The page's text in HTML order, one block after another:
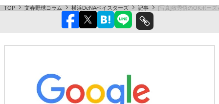
TOP 文春野球コラム 横浜DeNAベイスターズ 記事 [写真]牧秀悟のOKポー